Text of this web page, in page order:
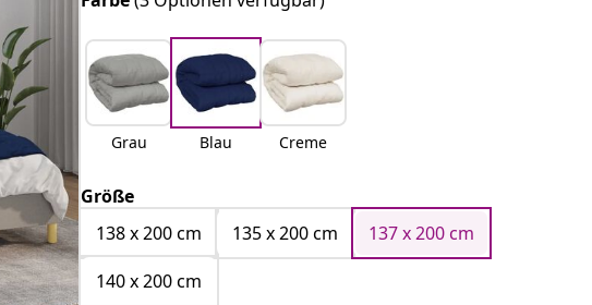
Grau Blau Creme
Größe
138 x 200 cm
135 x 200 cm
137 x 200 cm
140 x 200 cm